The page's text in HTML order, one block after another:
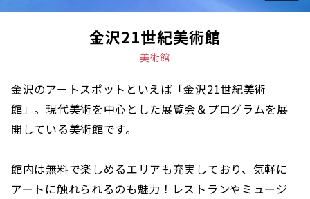
金沢21世紀美術館
美術館
金沢のアートスポットといえば「金沢21世紀美術
館」。現代美術を中心とした展覧会＆プログラムを展
開している美術館です。
館内は無料で楽しめるエリアも充実しており、気軽に
アートに触れられるのも魅力！レストランやミュージ